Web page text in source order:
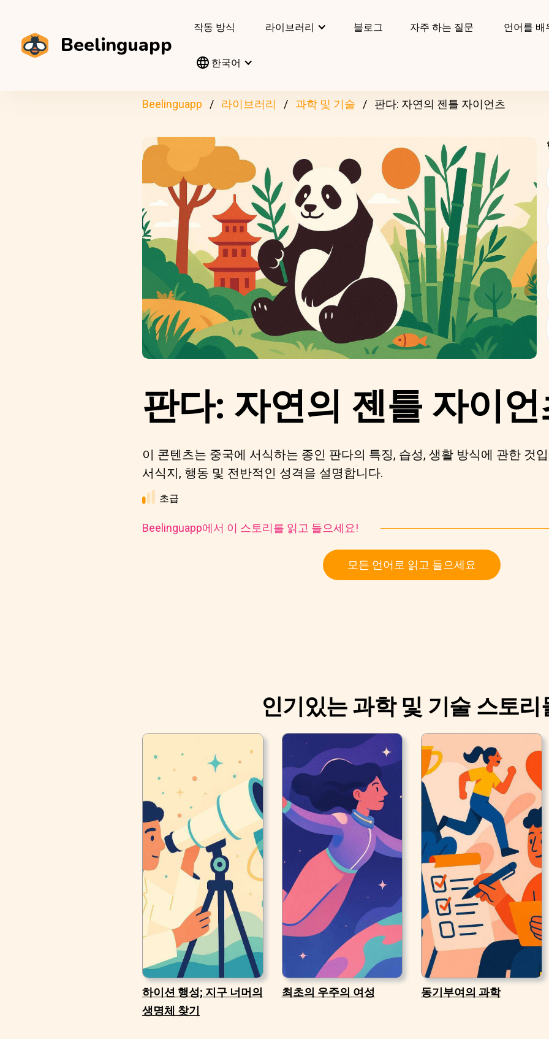
Beelinguapp
작동 방식 라이브러리 블로그 자주 하는 질문 언어를 배
한국어
Beelinguapp 라이브러리 과학 및 기술 판다: 자연의 젠틀 자이언츠
판다: 자연의 젠틀 자이
이 콘텐츠는 중국에 서식하는 종인 판다의 특징, 습성, 생활 방식에 관한 것
서식지, 행동 및 전반적인 성격을 설명합니다.
초급
Beelinguapp에서 이 스토리를 읽고 들으세요!
모든 언어로 읽고 들으세요
인기있는 과학 및 기술 스토리
하이션 행성; 지구 너머의
생명체 찾기
최초의 우주의 여성 동기부여의 과학